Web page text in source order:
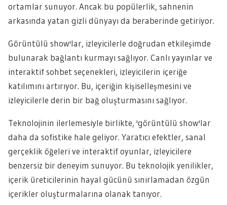
ortamlar sunuyor. Ancak bu popülerlik, sahnenin
arkasında yatan gizli dünyayı da beraberinde getiriyor.
Görüntülü show'lar, izleyicilerle doğrudan etkileşimde
bulunarak bağlantı kurmayı sağlıyor. Canlı yayınlar ve
interaktif sohbet seçenekleri, izleyicilerin içeriğe
katılımını artırıyor. Bu, içeriğin kişiselleşmesini ve
izleyicilerle derin bir bağ oluşturmasını sağlıyor.
Teknolojinin ilerlemesiyle birlikte, 'görüntülü show'lar
daha da sofistike hale geliyor. Yaratıcı efektler, sanal
gerçeklik öğeleri ve interaktif oyunlar, izleyicilere
benzersiz bir deneyim sunuyor. Bu teknolojik yenilikler,
içerik üreticilerinin hayal gücünü sınırlamadan özgün
içerikler oluşturmalarına olanak tanıyor.